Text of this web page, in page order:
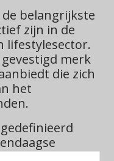
de belangrijkste
zijn in de
lifestylesector.
merk
die zich
het
bekend om